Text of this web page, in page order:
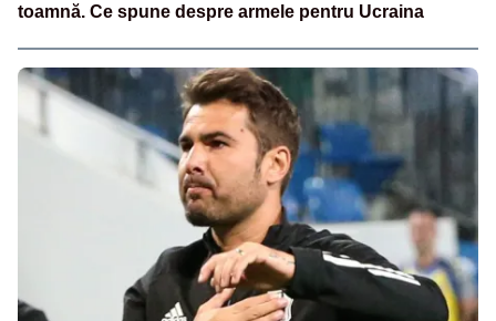
toamnă. Ce spune despre armele pentru Ucraina